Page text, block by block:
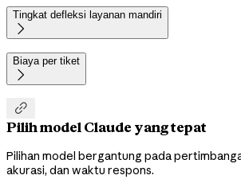
Tingkat defleksi layanan mandiri

Biaya per tiket


Pilih model Claude yang tepat
Pilihan model bergantung pada
akurasi, dan waktu respons.